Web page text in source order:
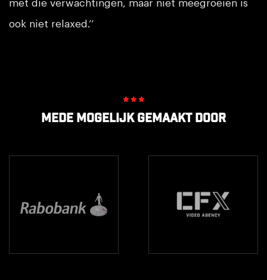
met die verwachtingen, maar niet meegroeien is
ook niet relaxed.’’
Mede mogelijk gemaakt door